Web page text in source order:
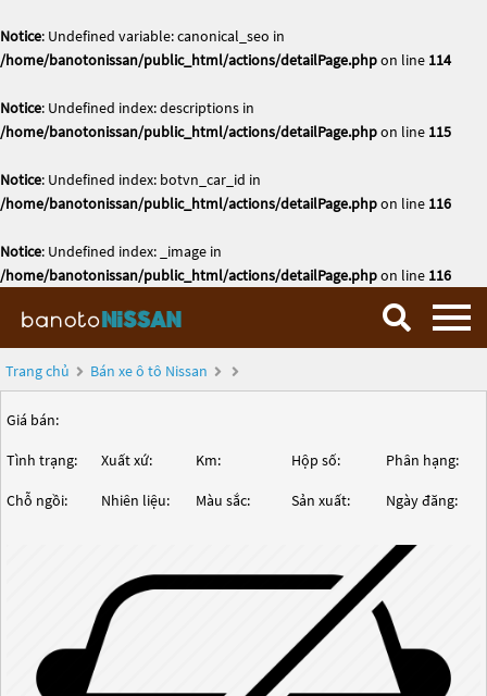
Notice: Undefined variable: canonical_seo in
/home/banotonissan/public_html/actions/detailPage.phpon line 114
Notice: Undefined index: descriptions in
/home/banotonissan/public_html/actions/detailPage.phpon line 115
Notice: Undefined index: botvn_car_id in
/home/banotonissan/public_html/actions/detailPage.phpon line 116
Notice: Undefined index: _image in
/home/banotonissan/public_html/actions/detailPage.phpon line 116
Trang chủ Bán xe ô tô Nissan
Giá bán:
Tình trạng: Xuất xứ: Km: Hộp số: Phân hạng:
Chỗ ngồi: Nhiên liệu: Màu sắc: Sản xuất: Ngày đăng: